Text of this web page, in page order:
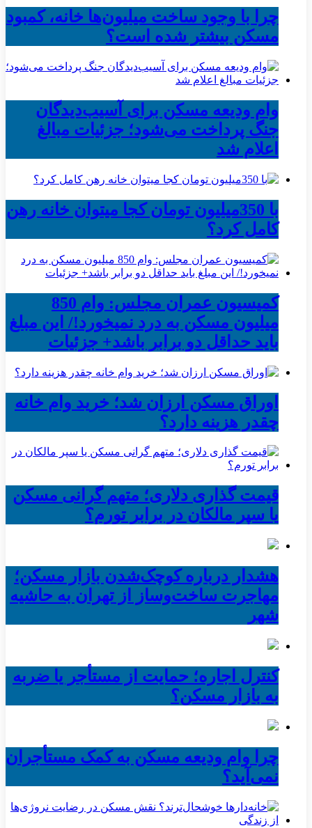
چرا با وجود ساخت میلیون‌ها خانه، کمبود
مسکن بیشتر شده است؟
وام ودیعه مسکن برای آسیب‌دیدگان
جنگ پرداخت می‌شود؛ جزئیات مبالغ
اعلام شد
با 350میلیون تومان کجا میتوان خانه رهن
کامل کرد؟
کمیسیون عمران مجلس: وام 850
میلیون مسکن به درد نمیخورد!/ این مبلغ
باید حداقل دو برابر باشد+ جزئیات
اوراق مسکن ارزان شد؛ خرید وام خانه
چقدر هزینه دارد؟
قیمت گذاری دلاری؛ متهم گرانی مسکن
یا سپر مالکان در برابر تورم؟
هشدار درباره کوچک‌شدن بازار مسکن؛
مهاجرت ساخت‌وساز از تهران به حاشیه‌
شهر
کنترل اجاره؛ حمایت از مستأجر یا ضربه
به بازار مسکن؟
چرا وام ودیعه مسکن به کمک مستأجران
نمی‌آید؟